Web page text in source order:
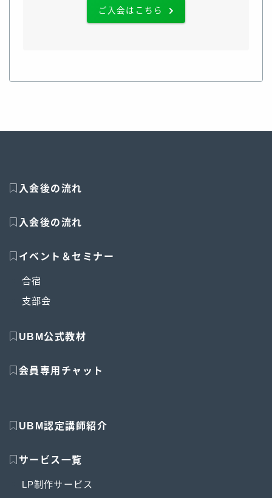
ご入会はこちら
入会後の流れ
入会後の流れ
イベント＆セミナー
合宿
支部会
UBM公式教材
会員専用チャット
UBM認定講師紹介
サービス一覧
LP制作サービス